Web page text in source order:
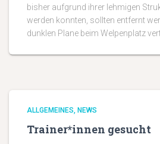
bisher aufgrund ihrer lehmigen
werden konnten, sollten entfernt
dunklen Plane beim Welpenplatz
ALLGEMEINES NEWS
Trainer*innen gesucht